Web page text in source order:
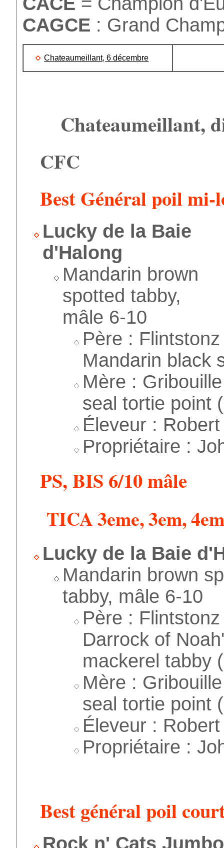
CAGCE : Grand
Chateaumeillant, 6 décembre
Chateaumeillant,
CFC
Best Général poil mi-
Lucky de la Baie
d'Halong
Mandarin brown
spotted tabby,
mâle 6-10
Père :
Mandarin black
Mère :
seal tortie point
Éleveur :
Propriétaire :
PS, BIS 6/10 mâle
TICA 3eme, 3em,
Lucky de la Baie
Mandarin brown
tabby, mâle 6-10
Père :
Darrock of
mackerel tabby
Mère :
seal tortie point
Éleveur :
Propriétaire :
Best général poil
Rock n' Cats Jumbo